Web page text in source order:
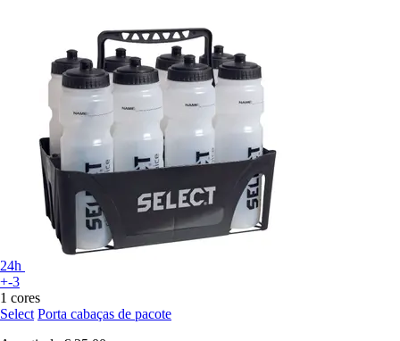
24h
+-3
1 cores
Select Porta cabaças de pacote